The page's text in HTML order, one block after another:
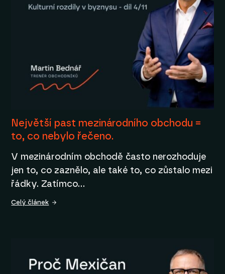
Největší past mezinárodního obchodu =
to, co nebylo řečeno.
V mezinárodním obchodě často nerozhoduje
jen to, co zaznělo, ale také to, co zůstalo mezi
řádky. Zatímco…
Celý článek